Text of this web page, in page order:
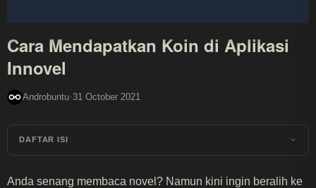
Cara Mendapatkan Koin di Aplikasi
Innovel
Androbuntu·31 October 2021
DAFTAR ISI
Anda senang membaca novel? Namun kini ingin beralih ke